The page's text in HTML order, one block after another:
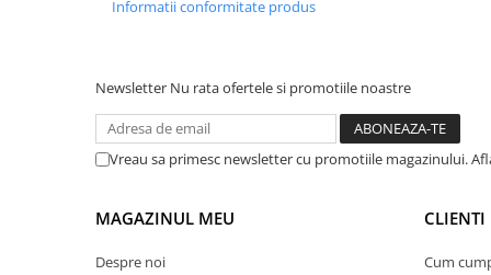
Taietoare manuale
Termosuri si cani termos
Tirbusoane si dopuri
Tocatoare de bucatarie
Informatii conformitate produs
Newsletter Nu rata ofertele si promotiile noastre
Vreau sa primesc newsletter cu promotiile magazinului.
MAGAZINUL MEU
Despre noi
CLIENTI
Cum